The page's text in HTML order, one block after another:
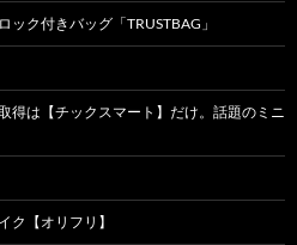
ク付きバッグ「TRUSTBAG」
得は【チックスマート】だけ。話題のミニ
ク【オリフリ】